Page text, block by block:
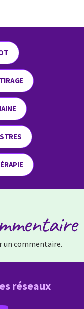
un commentaire.
réseaux